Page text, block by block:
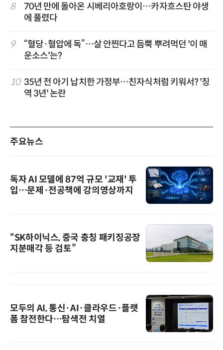
8
70년 만에 돌아온 시베리아호랑이…카자흐스탄 야생
에 풀렸다
9
“혈당·혈압에 독”…살 안찐다고 듬뿍 뿌려먹던 '이 매
운소스'는?
10 35년 전 아기 납치한 가정부…친자식처럼 키워서? '징
역 3년' 논란
주요뉴스
독자 AI 모델에 87억 규모 '교재' 투
입…문제·전공책에 강의영상까지
“SK하이닉스, 중국 충칭 패키징공장
지분매각 등 검토”
모두의 AI, 통신·AI·클라우드·플랫
폼 참전한다…탐색전 치열